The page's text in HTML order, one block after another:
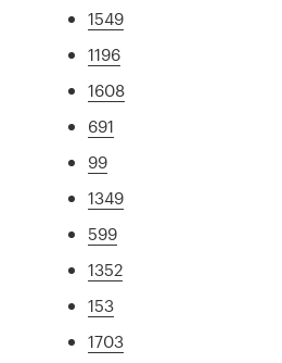
1549
1196
1608
691
99
1349
599
1352
153
1703